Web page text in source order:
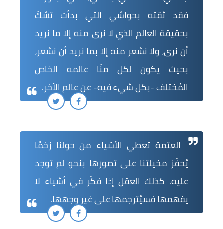
فقد ثقته بحواسّي التي بدأت تشكّ
بحقيقة العالم الذي لا نرى منه إلا ما نريد
أن نرى، ولا نشعر منه إلا بما نريد أن نشعر،
بحيث يكون لكل منّا عالمه الخاص
المُختلف -بكل شيء فيه- عن عالم الآخر.
العتمة تعطي الأشياء من حولنا زخمًا
يُحفّز مخيلتنا على تصورها بنحو لم توجد
عليه. كذلك العقل إذا فكّر في أشياء لا
يفهمها فسيُترجمها على غير وجهها.